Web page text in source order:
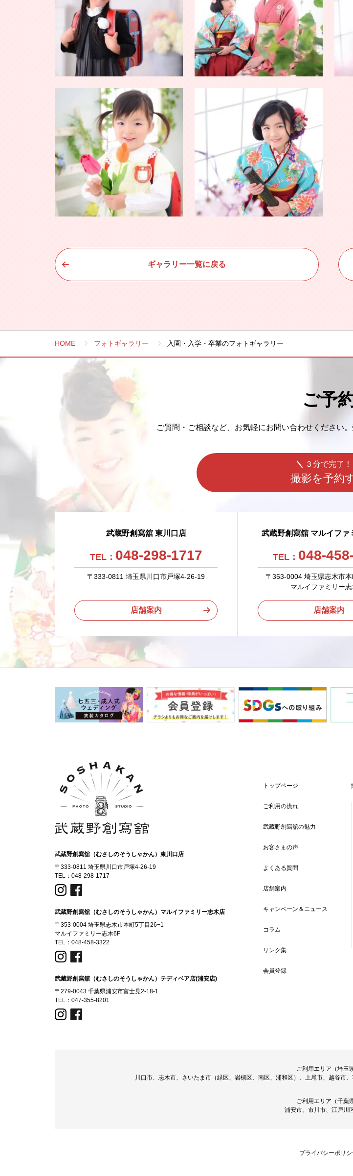
ギャラリー一覧に戻る
HOME フォトギャラリー 入園・入学・卒業のフォトギャラリー
ご予
ご質問・ご相談など、 お気軽にお問い合わせください。
３分で完了！
撮影を予約
武蔵野創寫舘 東川口店
TEL： 048-298-1717
〒333-0811 埼玉県川口市戸塚4-26-19
店舗案内
武蔵野創寫舘 マルイファ
TEL： 048-
〒353-0004 埼玉県志木市
マルイファミリー
店舗案内
武蔵野創寫舘（むさしのそうしゃかん）東川口店
〒333-0811 埼玉県川口市戸塚4-26-19
TEL： 048-298-1717
武蔵野創寫舘（むさしのそうしゃかん）マルイファミリー志木店
〒353-0004 埼玉県志木市本町5丁目26−1
マルイファミリー志木6F
TEL： 048-458-3322
武蔵野創寫舘（むさしのそうしゃかん）テディベア店(浦安店)
〒279-0043 千葉県浦安市富士見2-18-1
TEL： 047-355-8201
トップページ
ご利用の流れ
武蔵野創寫舘の魅力
お客さまの声
よくある質問
店舗案内
キャンペーン＆ニュース
コラム
リンク集
会員登録
ご利用エリア（埼玉県
川口市、志木市、さいたま市（緑区、岩槻区、南区、浦和区）、上尾市、越谷市
ご利用エリア（千葉県
浦安市、市川市、江戸川
プライバシーポリシ